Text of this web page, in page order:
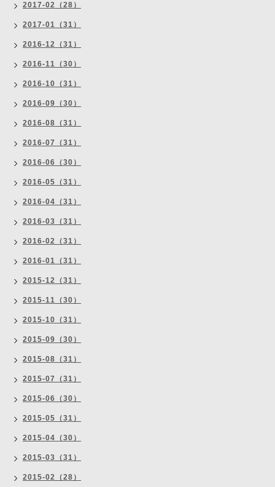
2017-02（28）
2017-01（31）
2016-12（31）
2016-11（30）
2016-10（31）
2016-09（30）
2016-08（31）
2016-07（31）
2016-06（30）
2016-05（31）
2016-04（31）
2016-03（31）
2016-02（31）
2016-01（31）
2015-12（31）
2015-11（30）
2015-10（31）
2015-09（30）
2015-08（31）
2015-07（31）
2015-06（30）
2015-05（31）
2015-04（30）
2015-03（31）
2015-02（28）